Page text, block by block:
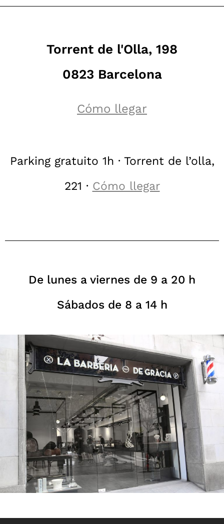
Torrent de l'Olla, 198
0823 Barcelona
Cómo llegar
Parking gratuito 1h · Torrent de l’olla,
221 · Cómo llegar
De lunes a viernes de 9 a 20 h
Sábados de 8 a 14 h